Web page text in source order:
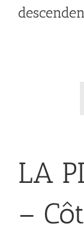
LA
–